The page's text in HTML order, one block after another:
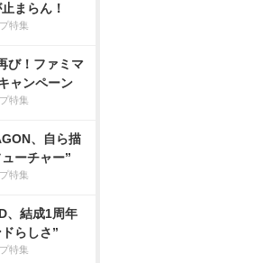
まらん！
特集
び！ファミマ
ャンペーン
特集
、自ら描
ーチャー”
特集
、結成1周年
らしさ”
特集